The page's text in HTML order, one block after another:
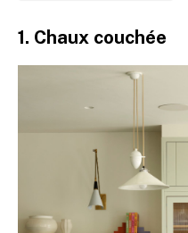
1. Chaux couchée